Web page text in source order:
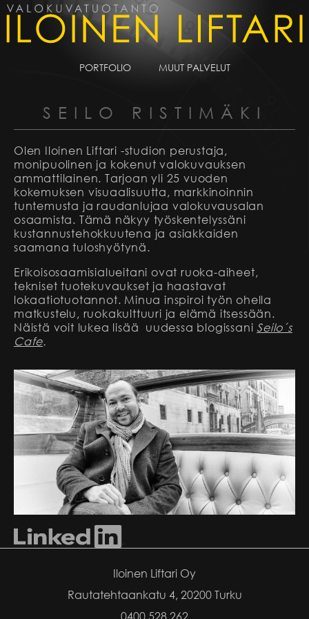
PORTFOLIO MUUT PALVELUT
SEILO RISTIMÄKI
Olen Iloinen Liftari -studion perustaja,
monipuolinen ja kokenut valokuvauksen
ammattilainen. Tarjoan yli 25 vuoden
kokemuksen visuaalisuutta, markkinoinnin
tuntemusta ja raudanlujaa valokuvausalan
osaamista. Tämä näkyy työskentelyssäni
kustannustehokkuutena ja asiakkaiden
saamana tuloshyötynä.
Erikoisosaamisialueitani ovat ruoka-aiheet,
tekniset tuotekuvaukset ja haastavat
lokaatiotuotannot. Minua inspiroi työn ohella
matkustelu, ruokakulttuuri ja elämä itsessään.
Näistä voit lukea lisää uudessa blogissani Seilo´s
Cafe.
Iloinen Liftari Oy
Rautatehtaankatu 4, 20200 Turku
0400 528 262